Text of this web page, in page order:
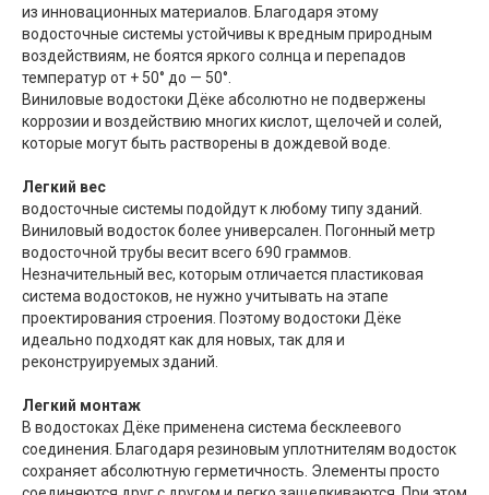
из инновационных материалов. Благодаря этому
водосточные системы устойчивы к вредным природным
воздействиям, не боятся яркого солнца и перепадов
температур от + 50° до — 50°.
Виниловые водостоки Дёке абсолютно не подвержены
коррозии и воздействию многих кислот, щелочей и солей,
которые могут быть растворены в дождевой воде.
Легкий вес
водосточные системы подойдут к любому типу зданий.
Виниловый водосток более универсален. Погонный метр
водосточной трубы весит всего 690 граммов.
Незначительный вес, которым отличается пластиковая
система водостоков, не нужно учитывать на этапе
проектирования строения. Поэтому водостоки Дёке
идеально подходят как для новых, так для и
реконструируемых зданий.
Легкий монтаж
В водостоках Дёке применена система бесклеевого
соединения. Благодаря резиновым уплотнителям водосток
сохраняет абсолютную герметичность. Элементы просто